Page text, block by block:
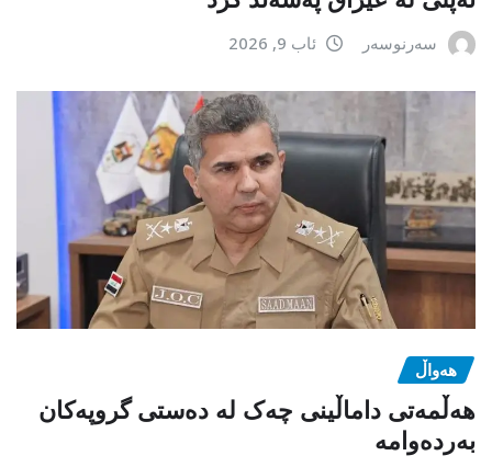
سەرنوسەر ئاب 9, 2026
هەواڵ
هەڵمەتی داماڵینی چەک لە دەستی گروپەکان
بەردەوامە